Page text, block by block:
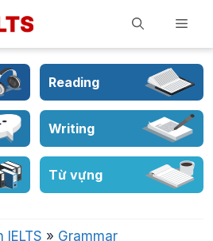
Reading
Writing
Từ vựng
IELTS » Grammar